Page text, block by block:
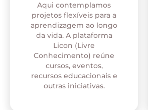
Aqui contemplamos
projetos flexíveis para a
aprendizagem ao longo
da vida. A plataforma
Licon (Livre
Conhecimento) reúne
cursos, eventos,
recursos educacionais e
outras iniciativas.